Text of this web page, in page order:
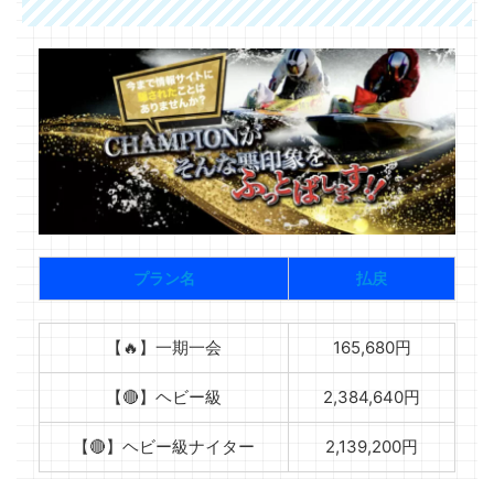
プラン名 払戻
【🔥】一期一会 165,680円
【🔴】ヘビー級 2,384,640円
【🔴】ヘビー級ナイター 2,139,200円